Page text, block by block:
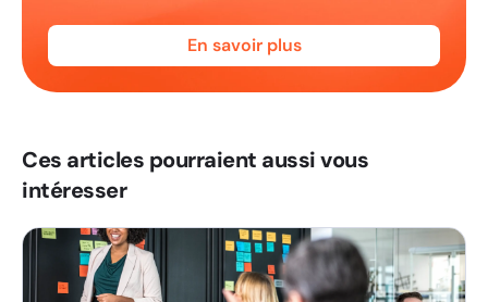
En savoir plus
Ces articles pourraient aussi vous
intéresser